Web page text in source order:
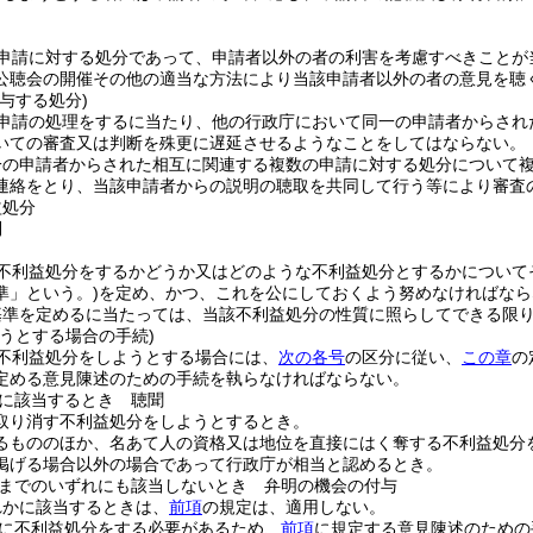
請に対する処分であって、申請者以外の者の利害を考慮すべきこと
聴会の開催その他の適当な方法により当該申請者以外の者の意見を
する処分)
請の処理をするに当たり、他の行政庁において同一の申請者からさ
ての審査又は判断を殊更に遅延させるようなことをしてはならない。
申請者からされた相互に関連する複数の申請に対する処分につい
絡をとり、当該申請者からの説明の聴取を共同して行う等により審
分
利益処分をするかどうか又はどのような不利益処分とするかについ
」という。)を定め、かつ、これを公にしておくよう努めなければな
を定めるに当たっては、当該不利益処分の性質に照らしてできる限
とする場合の手続)
利益処分をしようとする場合には、 次の各号の区分に従い、 この章の
める意見陳述のための手続を執らなければならない。
該当するとき 聴聞
り消す不利益処分をしようとするとき。
もののほか、名あて人の資格又は地位を直接にはく奪する不利益処分
げる場合以外の場合であって行政庁が相当と認めるとき。
でのいずれにも該当しないとき 弁明の機会の付与
に該当するときは、 前項の規定は、適用しない。
不利益処分をする必要があるため、 前項に規定する意見陳述のため